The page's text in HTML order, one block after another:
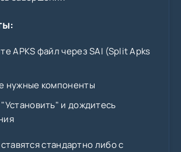
APKS файл через SAI (Split Apks
нужные компоненты
и дождитесь
стандартно либо с